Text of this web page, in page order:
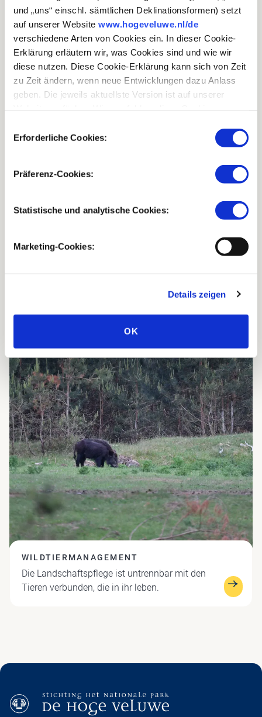
und „uns“ einschl. sämtlichen Deklinationsformen) setzt
auf unserer Website www.hogeveluwe.nl/de
verschiedene Arten von Cookies ein. In dieser Cookie-
Erklärung erläutern wir, was Cookies sind und wie wir
diese nutzen. Diese Cookie-Erklärung kann sich von Zeit
zu Zeit ändern, wenn neue Entwicklungen dazu Anlass
geben. Die jeweils aktuellste Version ist auf unserer
über den neusten Stand informiert sind.
Erforderliche Cookies:
Präferenz-Cookies:
Statistische und analytische Cookies:
Marketing-Cookies:
Details zeigen
OK
PFLEGE OFFENER LANDSCHAFTEN
Form des Managements.
WILDTIERMANAGEMENT
Die Landschaftspflege ist untrennbar mit den
Tieren verbunden, die in ihr leben.